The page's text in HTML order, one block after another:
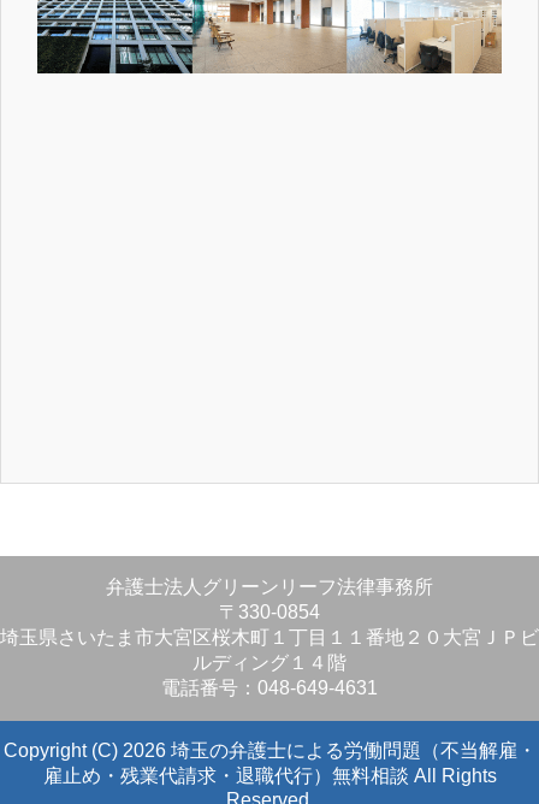
弁護士法人グリーンリーフ法律事務所
〒330-0854
埼玉県さいたま市大宮区桜木町１丁目１１番地２０大宮ＪＰビ
ルディング１４階
電話番号：048-649-4631
Copyright (C) 2026 埼玉の弁護士による労働問題（不当解雇・
雇止め・残業代請求・退職代行）無料相談 All Rights